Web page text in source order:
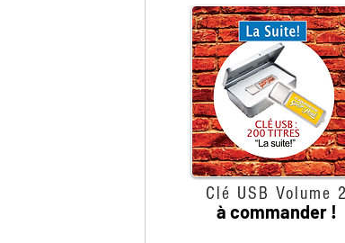
Clé USB Volume
à commander !